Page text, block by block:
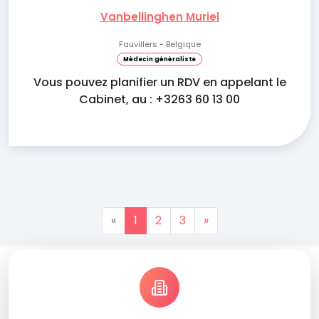
Vanbellinghen Muriel
Fauvillers - Belgique
Médecin généraliste
Vous pouvez planifier un RDV en appelant le
Cabinet, au : +3263 60 13 00
« 1 2 3 »